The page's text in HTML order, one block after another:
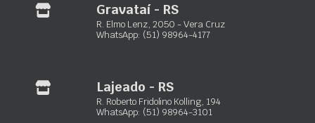
Gramado – RS:
R. Dartagnan Oliveira, 155 – Dutra
(51) 3502-6676
Gravataí - RS
R. Elmo Lenz, 2050 - Vera Cruz
WhatsApp: (51) 98964-4177
Lajeado - RS
R. Roberto Fridolino Kolling, 194
WhatsApp: (51) 98964-3101